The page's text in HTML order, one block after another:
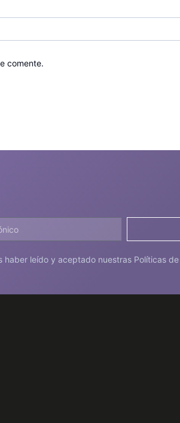
comente.
haber leído y aceptado nuestras Políticas